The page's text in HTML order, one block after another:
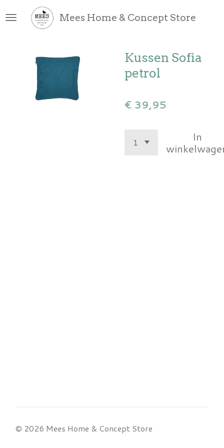
direct
hoofdinhoud
Mees Home & Concept Store
Kussen Sofia
petrol
€ 39,95
In
© 2026 Mees Home & Concept Store